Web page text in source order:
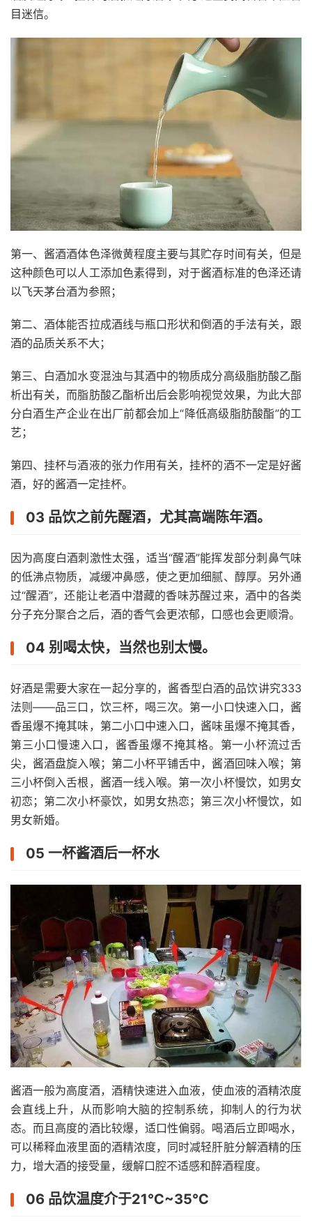
目迷信。
第一、酱酒酒体色泽微黄程度主要与其贮存时间有关，但是
这种颜色可以人工添加色素得到，对于酱酒标准的色泽还请
以飞天茅台酒为参照；
第二、酒体能否拉成酒线与瓶口形状和倒酒的手法有关，跟
酒的品质关系不大；
第三、白酒加水变混浊与其酒中的物质成分高级脂肪酸乙酯
析出有关，而脂肪酸乙酯析出后会影响视觉效果，为此大部
分白酒生产企业在出厂前都会加上“降低高级脂肪酸酯”的工
艺；
第四、挂杯与酒液的张力作用有关，挂杯的酒不一定是好酱
酒，好的酱酒一定挂杯。
03 品饮之前先醒酒，尤其高端陈年酒。
因为高度白酒刺激性太强，适当“醒酒”能挥发部分刺鼻气味
的低沸点物质，减缓冲鼻感，使之更加细腻、醇厚。另外通
过“醒酒”，还能让老酒中潜藏的香味苏醒过来，酒中的各类
分子充分聚合之后，酒的香气会更浓郁，口感也会更顺滑。
04 别喝太快，当然也别太慢。
好酒是需要大家在一起分享的，酱香型白酒的品饮讲究333
法则——品三口，饮三杯，喝三次。第一小口快速入口，酱
香虽爆不掩其味，第二小口中速入口，酱味虽爆不掩其香，
第三小口慢速入口，酱香虽爆不掩其格。第一小杯流过舌
尖，酱酒盘旋入喉；第二小杯平铺舌中，酱酒回味入喉；第
三小杯倒入舌根，酱酒一线入喉。第一次小杯慢饮，如男女
初恋；第二次小杯豪饮，如男女热恋；第三次小杯慢饮，如
男女新婚。
05 一杯酱酒后一杯水
酱酒一般为高度酒，酒精快速进入血液，使血液的酒精浓度
会直线上升，从而影响大脑的控制系统，抑制人的行为状
态。而且高度的酒比较爆，适口性偏弱。喝酒后立即喝水，
可以稀释血液里面的酒精浓度，同时减轻肝脏分解酒精的压
力，增大酒的接受量，缓解口腔不适感和醉酒程度。
06 品饮温度介于21℃~35℃